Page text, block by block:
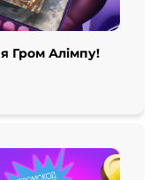
Гром Алімпу!